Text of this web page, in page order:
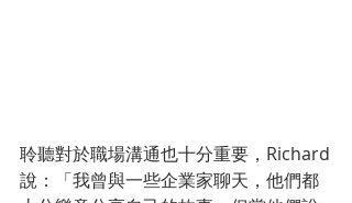
聆聽對於職場溝通也十分重要，Richard
說：「我曾與一些企業家聊天，他們都